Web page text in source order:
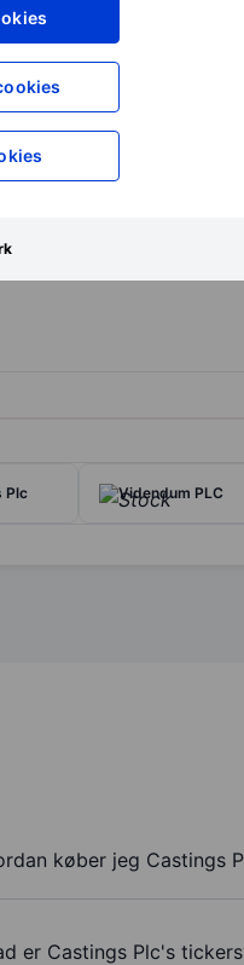
for at få adgang til
segment includes
it derives a
and Other Countries. It
Plc Videndum PLC
køber jeg Castings
er Castings Plc's